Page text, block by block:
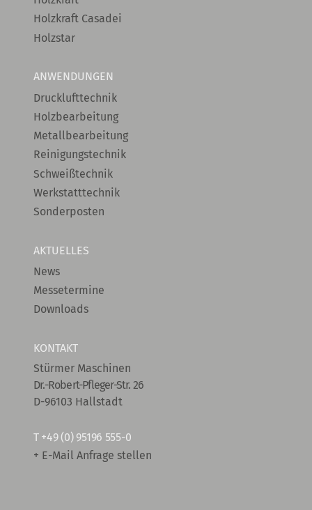
Holzkraft Casadei
Holzstar
ANWENDUNGEN
Drucklufttechnik
Holzbearbeitung
Metallbearbeitung
Reinigungstechnik
Schweißtechnik
Werkstatttechnik
Sonderposten
AKTUELLES
News
Messetermine
Downloads
KONTAKT
Stürmer Maschinen
Dr.-Robert-Pfleger-Str. 26
D-96103 Hallstadt
T +49 (0) 95196 555-0
+ E-Mail Anfrage stellen